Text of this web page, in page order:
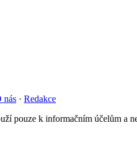
nás · Redakce
pouze k informačním účelům a